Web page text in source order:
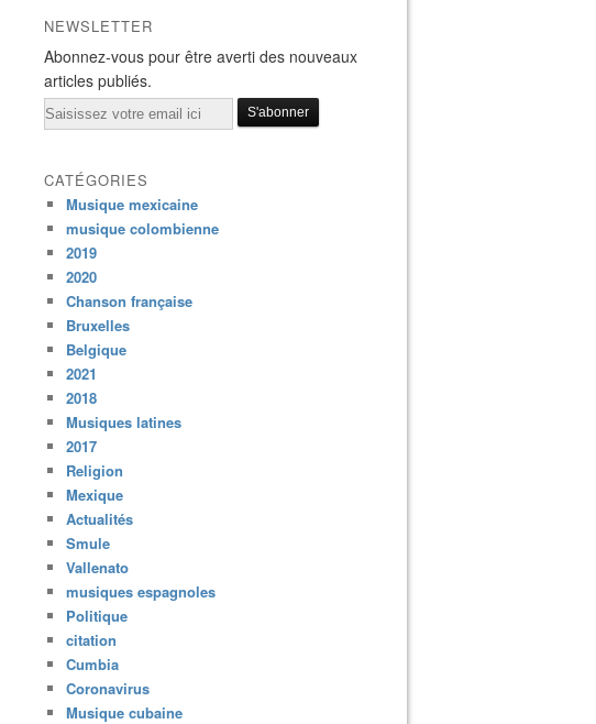
NEWSLETTER
Abonnez-vous pour être averti des nouveaux
articles publiés.
Email
CATÉGORIES
Musique mexicaine
musique colombienne
2019
2020
Chanson française
Bruxelles
Belgique
2021
2018
Musiques latines
2017
Religion
Mexique
Actualités
Smule
Vallenato
musiques espagnoles
Politique
citation
Cumbia
Coronavirus
Musique cubaine